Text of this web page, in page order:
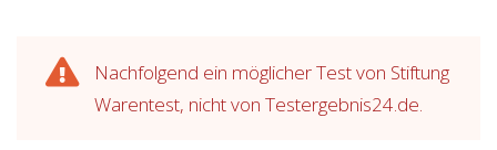
Nachfolgend ein möglicher Test von Stiftung
Warentest, nicht von Testergebnis24.de.